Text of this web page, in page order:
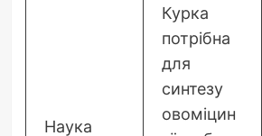
Наука
Курка
потрібна
для
синтезу
овоміцин